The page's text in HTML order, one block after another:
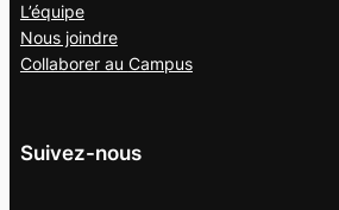
L’équipe
Nous joindre
Collaborer au Campus
Suivez-nous